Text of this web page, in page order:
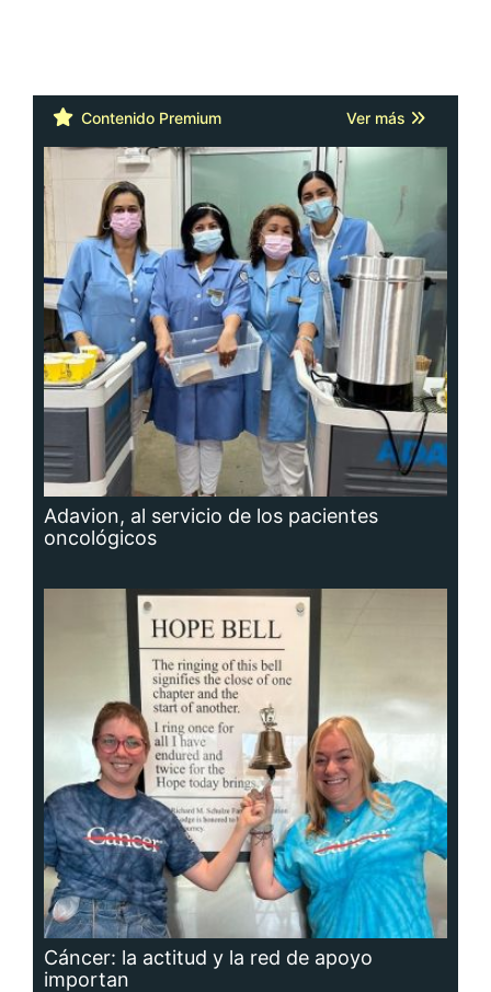
Contenido Premium Ver más
Adavion, al servicio de los pacientes
oncológicos
Cáncer: la actitud y la red de apoyo
importan